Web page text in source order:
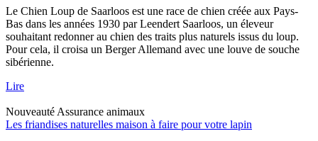
Le Chien Loup de Saarloos est une race de chien créée aux Pays-
Bas dans les années 1930 par Leendert Saarloos, un éleveur
souhaitant redonner au chien des traits plus naturels issus du loup.
Pour cela, il croisa un Berger Allemand avec une louve de souche
sibérienne.
Lire
Nouveauté Assurance animaux
Les friandises naturelles maison à faire pour votre lapin